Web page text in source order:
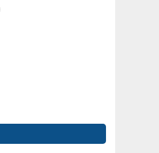
FOFO
| Kvantum-